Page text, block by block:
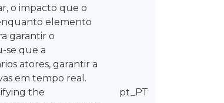
o impacto que o
elemento
garantir o
se que a
atores, garantir a
em tempo real.
the
pt_PT